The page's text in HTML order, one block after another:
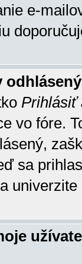
e-
Prihlásiť
vo fóre.
sa
univerzite